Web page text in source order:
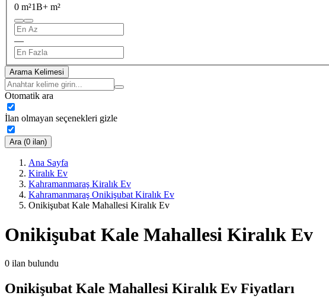
0 m²1B+ m²
—
Arama Kelimesi
Otomatik ara
İlan olmayan seçenekleri gizle
Ara (0 ilan)
Ana Sayfa
Kiralık Ev
Kahramanmaraş Kiralık Ev
Kahramanmaraş Onikişubat Kiralık Ev
Onikişubat Kale Mahallesi Kiralık Ev
Onikişubat Kale Mahallesi Kiralık Ev
0 ilan bulundu
Onikişubat Kale Mahallesi Kiralık Ev Fiyatları